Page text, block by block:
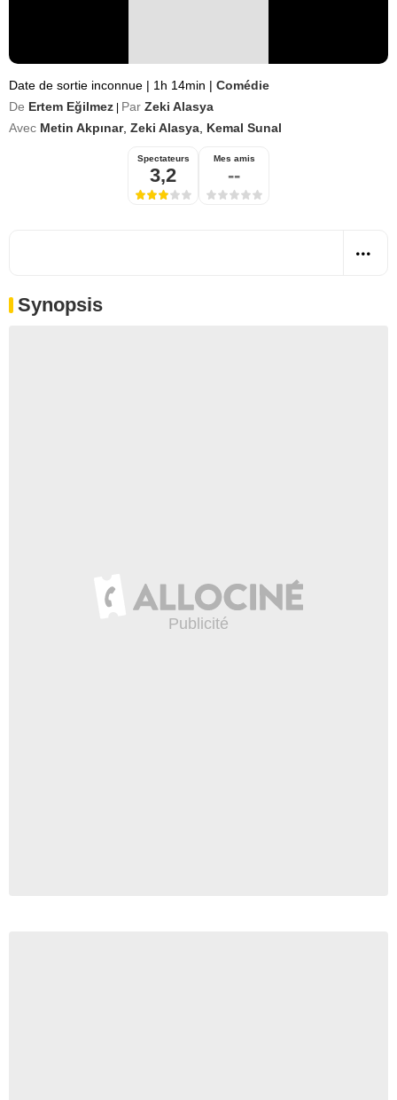
Date de sortie inconnue | 1h 14min | Comédie
De Ertem Eğilmez Par Zeki Alasya
Avec Metin Akpınar, Zeki Alasya Kemal Sunal
Spectateurs
3,2
Mes amis
--
Synopsis